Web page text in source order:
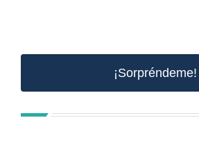
¡Sorpréndeme!